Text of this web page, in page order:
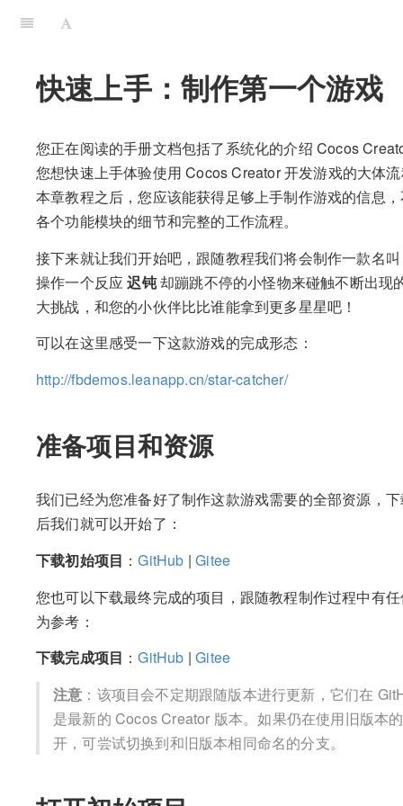
快速上手：制作第一个游戏
您正在阅读的手册文档包括了系统化的介绍 Cocos
您想快速上手体验使用 Cocos Creator 开发游戏的大体
本章教程之后，您应该能获得足够上手制作游戏的信息
各个功能模块的细节和完整的工作流程。
接下来就让我们开始吧，跟随教程我们将会制作一款名
操作一个反应迟钝却蹦跳不停的小怪物来碰触不断出现
大挑战，和您的小伙伴比比谁能拿到更多星星吧！
可以在这里感受一下这款游戏的完成形态：
http://fbdemos.leanapp.cn/star-catcher/
准备项目和资源
我们已经为您准备好了制作这款游戏需要的全部资源，
后我们就可以开始了：
下载初始项目 ：GitHub |Gitee
您也可以下载最终完成的项目，跟随教程制作过程中有
为参考：
下载完成项目 ：GitHub |Gitee
注意 ：该项目会不定期跟随版本进行更新，它们在
是最新的 Cocos Creator 版本。如果仍在使用旧版本
开，可尝试切换到和旧版本相同命名的分支。